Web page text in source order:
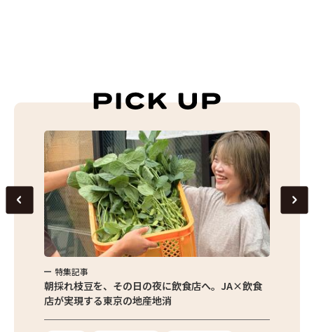
特集記事
朝採れ枝豆を、その日の夜に飲食店へ。JA×飲食
店が実現する東京の地産地消